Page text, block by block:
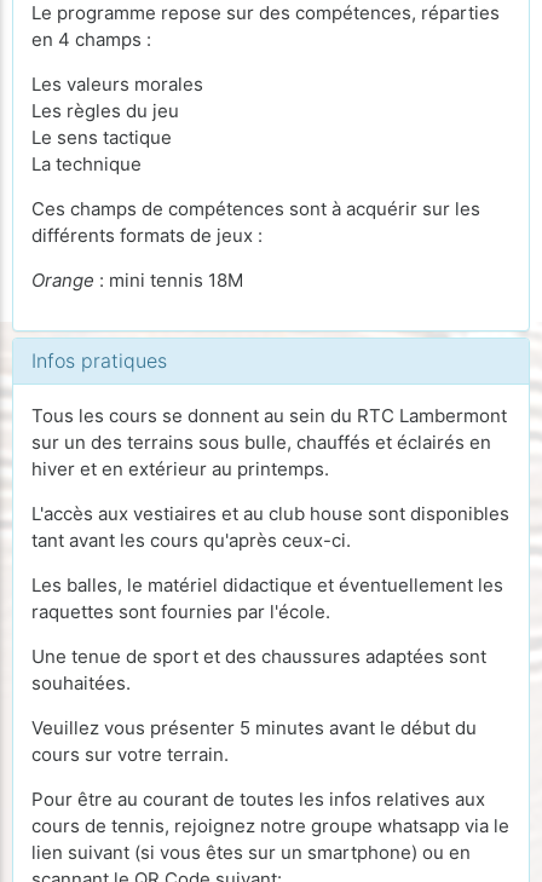
Le programme repose sur des compétences, réparties
en 4 champs :
Les valeurs morales
Les règles du jeu
Le sens tactique
La technique
Ces champs de compétences sont à acquérir sur les
différents formats de jeux :
Orange : mini tennis 18M
Infos pratiques
Tous les cours se donnent au sein du RTC Lambermont
sur un des terrains sous bulle, chauffés et éclairés en
hiver et en extérieur au printemps.
L'accès aux vestiaires et au club house sont disponibles
tant avant les cours qu'après ceux-ci.
Les balles, le matériel didactique et éventuellement les
raquettes sont fournies par l'école.
Une tenue de sport et des chaussures adaptées sont
souhaitées.
Veuillez vous présenter 5 minutes avant le début du
cours sur votre terrain.
Pour être au courant de toutes les infos relatives aux
cours de tennis, rejoignez notre groupe whatsapp via le
lien suivant (si vous êtes sur un smartphone) ou en